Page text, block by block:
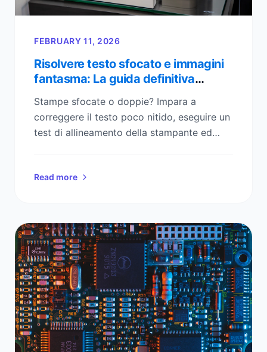
FEBRUARY 11, 2026
Risolvere testo sfocato e immagini
fantasma: La guida definitiva
stampa
Stampe sfocate o doppie? Impara a
correggere il testo poco nitido, eseguire un
test di allineamento della stampante ed
Read more